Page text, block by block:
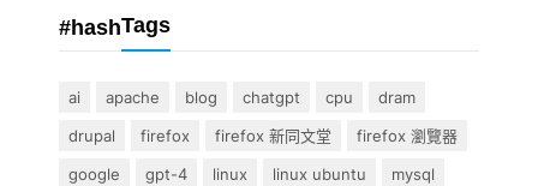
#hashTags
ai apache blog chatgpt cpu
dram
drupal
firefox firefox 新同文堂
firefox 瀏覽器
google
gpt-4 linux linux ubuntu
mysql